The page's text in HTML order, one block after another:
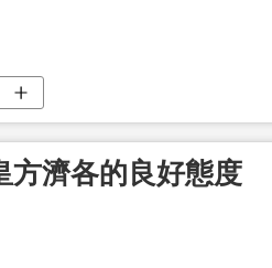
方濟各的良好態度